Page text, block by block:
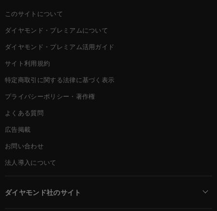
このサイトについて
ダイヤモンド・プレミアムについて
ダイヤモンド・プレミアム活用ガイド
サイト利用規約
特定商取引に関する法律に基づく表示
プライバシーポリシー・著作権
よくある質問
広告掲載
お問い合わせ
法人導入について
ダイヤモンド社のサイト